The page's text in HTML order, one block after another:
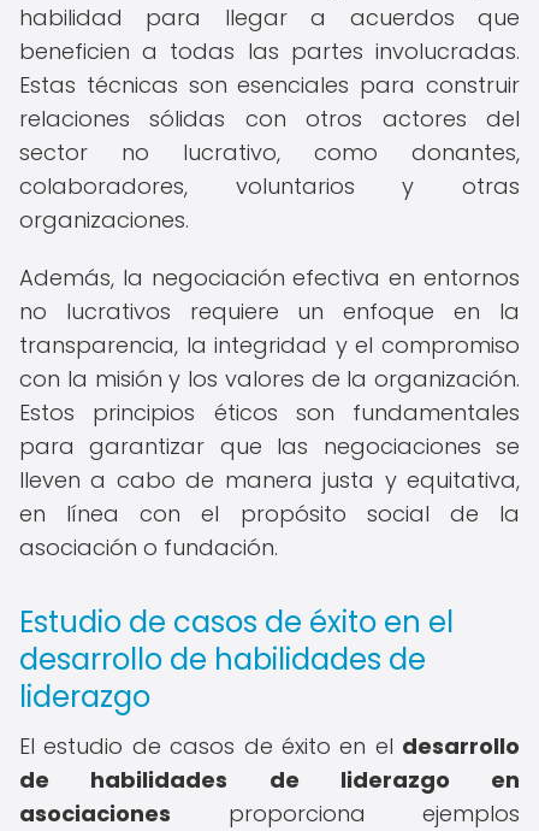
habilidad para llegar a acuerdos que
beneficien a todas las partes involucradas.
Estas técnicas son esenciales para construir
relaciones sólidas con otros actores del
sector no lucrativo, como donantes,
colaboradores, voluntarios y otras
organizaciones.
Además, la negociación efectiva en entornos
no lucrativos requiere un enfoque en la
transparencia, la integridad y el compromiso
con la misión y los valores de la organización.
Estos principios éticos son fundamentales
para garantizar que las negociaciones se
lleven a cabo de manera justa y equitativa,
en línea con el propósito social de la
asociación o fundación.
Estudio de casos de éxito en el
desarrollo de habilidades de
liderazgo
El estudio de casos de éxito en el desarrollo
de habilidades de liderazgo en
asociaciones proporciona ejemplos